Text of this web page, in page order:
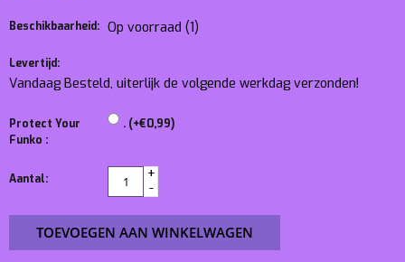
Beschikbaarheid: Op voorraad (1)
Levertijd:
Vandaag Besteld, uiterlijk de volgende werkdag verzonden!
Protect Your
Funko :
. (+€0,99)
Aantal:
+
-
TOEVOEGEN AAN WINKELWAGEN